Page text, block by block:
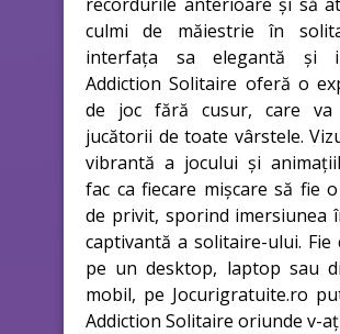
culmi de măiestrie în
interfața sa elegantă și
Addiction Solitaire oferă o
de joc fără cusur, care va
jucătorii de toate vârstele.
vibrantă a jocului și
fac ca fiecare mișcare să fie
de privit, sporind imersiunea
captivantă a solitaire-ului. Fie
pe un desktop, laptop sau
mobil, pe Jocurigratuite.ro
Addiction Solitaire oriunde v-